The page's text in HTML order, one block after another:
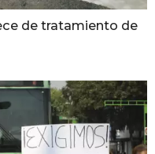
de tratamiento de